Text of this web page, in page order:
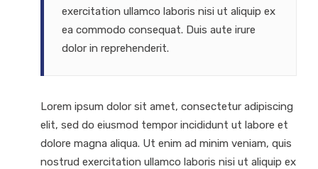
exercitation ullamco laboris nisi ut aliquip ex
ea commodo consequat. Duis aute irure
dolor in reprehenderit.
Lorem ipsum dolor sit amet, consectetur adipiscing
elit, sed do eiusmod tempor incididunt ut labore et
dolore magna aliqua. Ut enim ad minim veniam, quis
nostrud exercitation ullamco laboris nisi ut aliquip ex